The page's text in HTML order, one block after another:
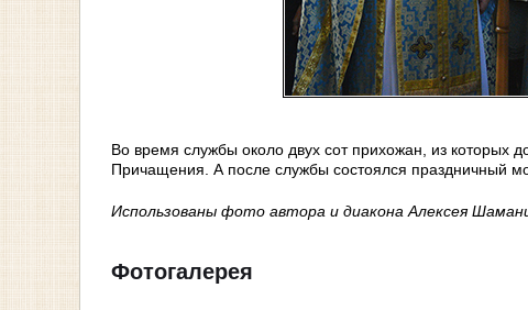
Во время службы около двух сот прихожан, из которых
Причащения. А после службы состоялся праздничный
Использованы фото автора и диакона Алексея
Фотогалерея